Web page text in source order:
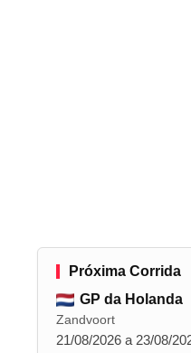
Próxima Corrida
GP da Holanda
Zandvoort
21/08/2026 a 23/08/